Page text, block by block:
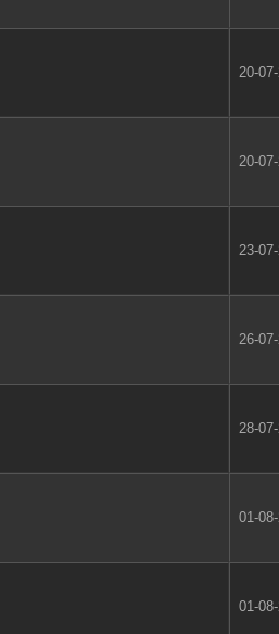
20-
20-
23-
26-
28-
01-
01-